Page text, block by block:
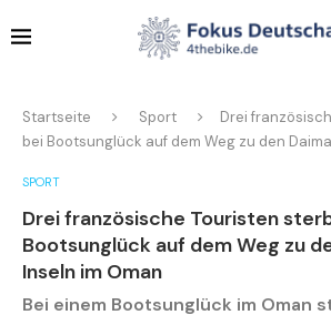
Startseite Sport
Drei
bei Bootsunglück auf dem Weg zu den
SPORT
Drei französische Touristen
Bootsunglück auf dem Weg zu
Inseln im Oman
Bei einem Bootsunglück im Oman